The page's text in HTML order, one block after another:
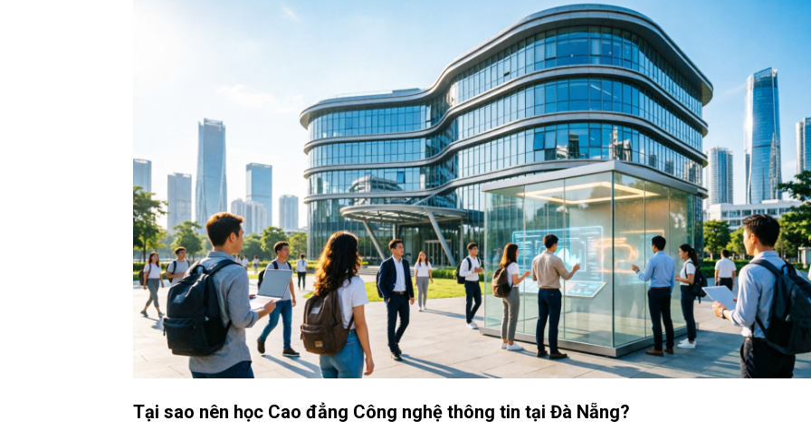
Tại sao nên học Cao đẳng Công nghệ thông tin tại Đà Nẵng?